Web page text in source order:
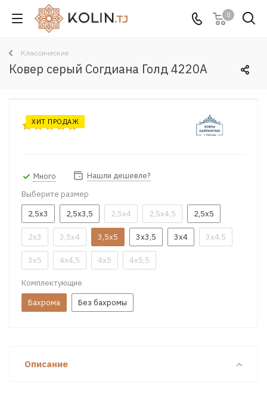
0
Классические
Ковер серый Согдиана Голд 4220A
ХИТ ПРОДАЖ
Много
Нашли дешевле?
Выберите размер
2,5x3
2,5x3,5 2,5x4 2,5x4,5 2,5x5
2x3 3,5x4 3,5x5 3x3,5 3x4 3x4,5
3x5 4x4,5 4x5 4x5,5
Комплектующие
Бахрома
Без бахромы
Описание